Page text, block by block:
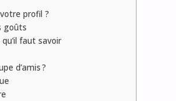
profil ?
goûts
faut savoir
d’amis ?